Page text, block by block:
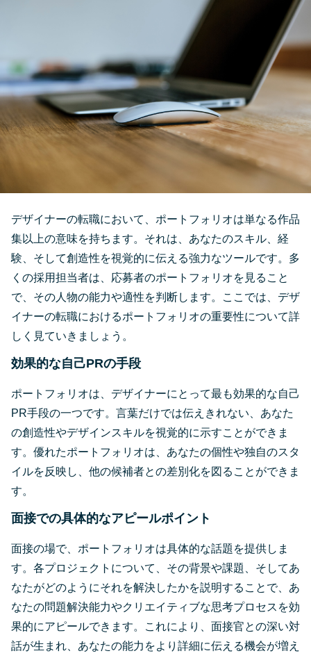
デザイナーの転職において、ポートフォリオは単なる作品
集以上の意味を持ちます。それは、あなたのスキル、経
験、そして創造性を視覚的に伝える強力なツールです。多
くの採用担当者は、応募者のポートフォリオを見ること
で、その人物の能力や適性を判断します。ここでは、デザ
イナーの転職におけるポートフォリオの重要性について詳
しく見ていきましょう。
効果的な自己PRの手段
ポートフォリオは、デザイナーにとって最も効果的な自己
PR手段の一つです。言葉だけでは伝えきれない、あなた
の創造性やデザインスキルを視覚的に示すことができま
す。優れたポートフォリオは、あなたの個性や独自のスタ
イルを反映し、他の候補者との差別化を図ることができま
す。
面接での具体的なアピールポイント
面接の場で、ポートフォリオは具体的な話題を提供しま
す。各プロジェクトについて、その背景や課題、そしてあ
なたがどのようにそれを解決したかを説明することで、あ
なたの問題解決能力やクリエイティブな思考プロセスを効
果的にアピールできます。これにより、面接官との深い対
話が生まれ、あなたの能力をより詳細に伝える機会が増え